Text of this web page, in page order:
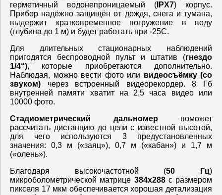
герметичный водонепроницаемый ( IPX7) корпус.
Прибор надёжно защищён от дождя, снега и тумана,
выдержит кратковременное погружение в воду
(глубина до 1 м) и будет работать при -25C.
Для длительных стационарных наблюдений
пригодятся беспроводной пульт и штатив (гнездо
1/4“), которые приобретаются дополнительно.
Наблюдая, можно вести фото или видеосъёмку (со
звуком) через встроенный видеорекордер. 8 Гб
внутренней памяти хватит на 2,5 часа видео или
10000 фото.
Стадиометрический дальномер поможет
рассчитать дистанцию до цели с известной высотой,
для чего используются 3 предустановленных
значения: 0,3 м («заяц»), 0,7 м («кабан») и 1,7 м
(«олень»).
Благодаря высокочастотной (50 Гц)
микроболометрической матрице 384x288с размером
пикселя 17 мкм обеспечивается хорошая детализация